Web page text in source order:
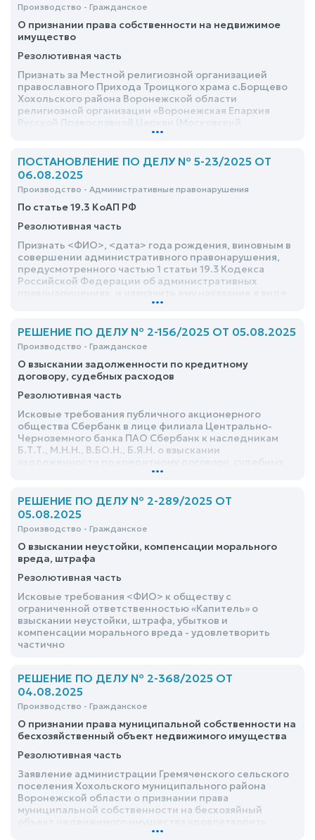
Производство - Гражданское
О признании права собственности на недвижимое
имущество
Резолютивная часть
Признать за Местной религиозной организацией
православного Прихода Троицкого храма с.Борщево
Хохольского района Воронежской области
религиозной организации «Воронежская Епархия
Патриархат)» право собственности на здание храма
площадью 21,6 кв.м.(лит.1Б), сарай общей площадью
22,5 кв.м. (лит.Г), расположенные на земельном
участке с кадастровым номером №, по адресу:
<адрес>
...
ПОСТАНОВЛЕНИЕ ПО ДЕЛУ № 5-23/2025 ОТ
06.08.2025
Производство - Административные правонарушения
По статье 19.3 КоАП РФ
Резолютивная часть
Признать <ФИО>, <дата> года рождения, виновным в
совершении административного правонарушения,
предусмотренного частью 1 статьи 19.3 Кодекса
Российской Федерации об административных
административного штрафа в размере 2 000 (две
...
РЕШЕНИЕ ПО ДЕЛУ № 2-156/2025 ОТ 05.08.2025
Производство - Гражданское
О взыскании задолженности по кредитному
договору, судебных расходов
Резолютивная часть
Исковые требования публичного акционерного
общества Сбербанк в лице филиала Центрально-
Черноземного банка ПАО Сбербанк к наследникам
Б.Т.Т., М.Н.Н., В.БО.Н., Б.Я.Н. о взыскании
расходов удовлетворить в полном объеме
...
РЕШЕНИЕ ПО ДЕЛУ № 2-289/2025 ОТ
05.08.2025
Производство - Гражданское
О взыскании неустойки, компенсации морального
вреда, штрафа
Резолютивная часть
Исковые требования <ФИО> к обществу с
ограниченной ответственностью «Капитель» о
взыскании неустойки, штрафа, убытков и
компенсации морального вреда - удовлетворить
частично
РЕШЕНИЕ ПО ДЕЛУ № 2-368/2025 ОТ
04.08.2025
Производство - Гражданское
О признании права муниципальной собственности на
бесхозяйственный объект недвижимого имущества
Резолютивная часть
Заявление администрации Гремяченского сельского
поселения Хохольского муниципального района
Воронежской области о признании права
муниципальной собственности на бесхозяйный
...